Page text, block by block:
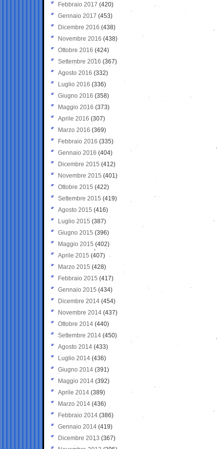
Febbraio 2017 (420)
Gennaio 2017 (453)
Dicembre 2016 (438)
Novembre 2016 (438)
Ottobre 2016 (424)
Settembre 2016 (367)
Agosto 2016 (332)
Luglio 2016 (336)
Giugno 2016 (358)
Maggio 2016 (373)
Aprile 2016 (307)
Marzo 2016 (369)
Febbraio 2016 (335)
Gennaio 2016 (404)
Dicembre 2015 (412)
Novembre 2015 (401)
Ottobre 2015 (422)
Settembre 2015 (419)
Agosto 2015 (416)
Luglio 2015 (387)
Giugno 2015 (396)
Maggio 2015 (402)
Aprile 2015 (407)
Marzo 2015 (428)
Febbraio 2015 (417)
Gennaio 2015 (434)
Dicembre 2014 (454)
Novembre 2014 (437)
Ottobre 2014 (440)
Settembre 2014 (450)
Agosto 2014 (433)
Luglio 2014 (436)
Giugno 2014 (391)
Maggio 2014 (392)
Aprile 2014 (389)
Marzo 2014 (436)
Febbraio 2014 (386)
Gennaio 2014 (419)
Dicembre 2013 (367)